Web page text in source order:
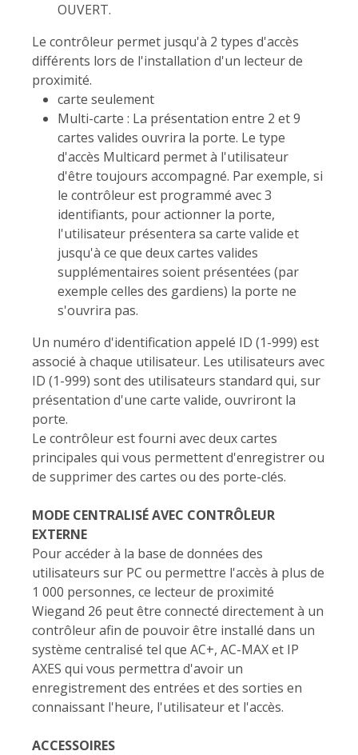
OUVERT.
Le contrôleur permet jusqu'à 2 types d'accès
différents lors de l'installation d'un lecteur de
proximité.
carte seulement
Multi-carte : La présentation entre 2 et 9
cartes valides ouvrira la porte. Le type
d'accès Multicard permet à l'utilisateur
d'être toujours accompagné. Par exemple, si
le contrôleur est programmé avec 3
identifiants, pour actionner la porte,
l'utilisateur présentera sa carte valide et
jusqu'à ce que deux cartes valides
supplémentaires soient présentées (par
exemple celles des gardiens) la porte ne
s'ouvrira pas.
Un numéro d'identification appelé ID (1-999) est
associé à chaque utilisateur. Les utilisateurs avec
ID (1-999) sont des utilisateurs standard qui, sur
présentation d'une carte valide, ouvriront la
porte.
Le contrôleur est fourni avec deux cartes
principales qui vous permettent d'enregistrer ou
de supprimer des cartes ou des porte-clés.
MODE CENTRALISÉ AVEC CONTRÔLEUR
EXTERNE
Pour accéder à la base de données des
utilisateurs sur PC ou permettre l'accès à plus de
1 000 personnes, ce lecteur de proximité
Wiegand 26 peut être connecté directement à un
contrôleur afin de pouvoir être installé dans un
système centralisé tel que AC+, AC-MAX et IP
AXES qui vous permettra d'avoir un
enregistrement des entrées et des sorties en
connaissant l'heure, l'utilisateur et l'accès.
ACCESSOIRES